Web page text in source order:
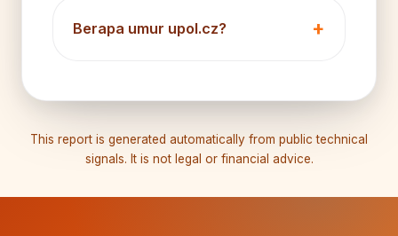
Berapa umur upol.cz?
This report is generated automatically from public technical
signals. It is not legal or financial advice.